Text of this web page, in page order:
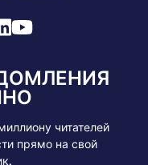
читателей
прямо на свой